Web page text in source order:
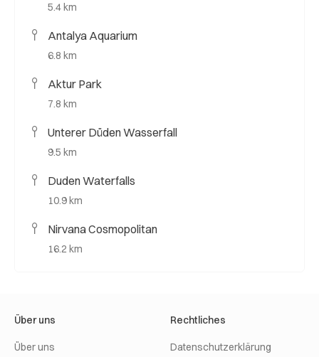
5.4 km
Antalya Aquarium
6.8 km
Aktur Park
7.8 km
Unterer Düden Wasserfall
9.5 km
Duden Waterfalls
10.9 km
Nirvana Cosmopolitan
16.2 km
Über uns
Über uns
Rechtliches
Datenschutzerklärung